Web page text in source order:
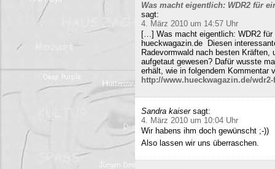
Was macht eigentlich: WDR2 für
sagt:
4. März 2010 um 14:57 Uhr
[…] Was macht eigentlich: WDR2
hueckwagazin.de Diesen
Radevormwald nach besten
aufgetaut gewesen? Dafür wusste
erhält, wie in folgendem Kommentar
http://www.hueckwagazin.de/
Sandra kaiser sagt:
4. März 2010 um 10:04 Uhr
Wir habens ihm doch gewünscht ;-))
Also lassen wir uns überraschen.